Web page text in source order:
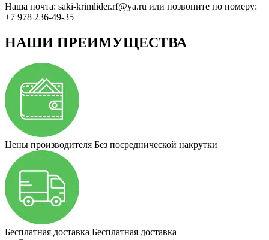
Наша почта: saki-krimlider.rf@ya.ru или позвоните по номеру:
+7 978 236-49-35
НАШИ ПРЕИМУЩЕСТВА
Цены производителя Без посреднической накрутки
Бесплатная доставка Бесплатная доставка